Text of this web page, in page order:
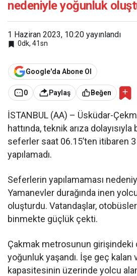
nedeniyle yoğunluk
1 Haziran 2023, 10:20 yayınlandı
0dk, 41sn
Google'da Abone Ol
0 Paylaş Beğen
İSTANBUL (AA) – Üsküdar-
hattında, teknik arıza dolayısıyla
seferler saat 06.15’ten itibaren
yapılamadı.
Seferlerin yapılamaması
Yamanevler durağında inen
oluşturdu. Vatandaşlar,
binmekte güçlük çekti.
Çakmak metrosunun girişindeki
yoğunluk yaşandı. İşe geç kalan
kapasitesinin üzerinde yolcu